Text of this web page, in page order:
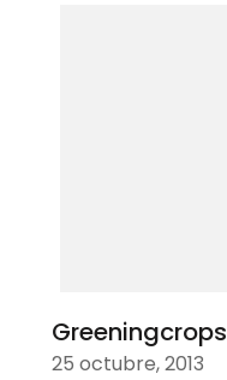
Greeningcrops
25 octubre, 2013